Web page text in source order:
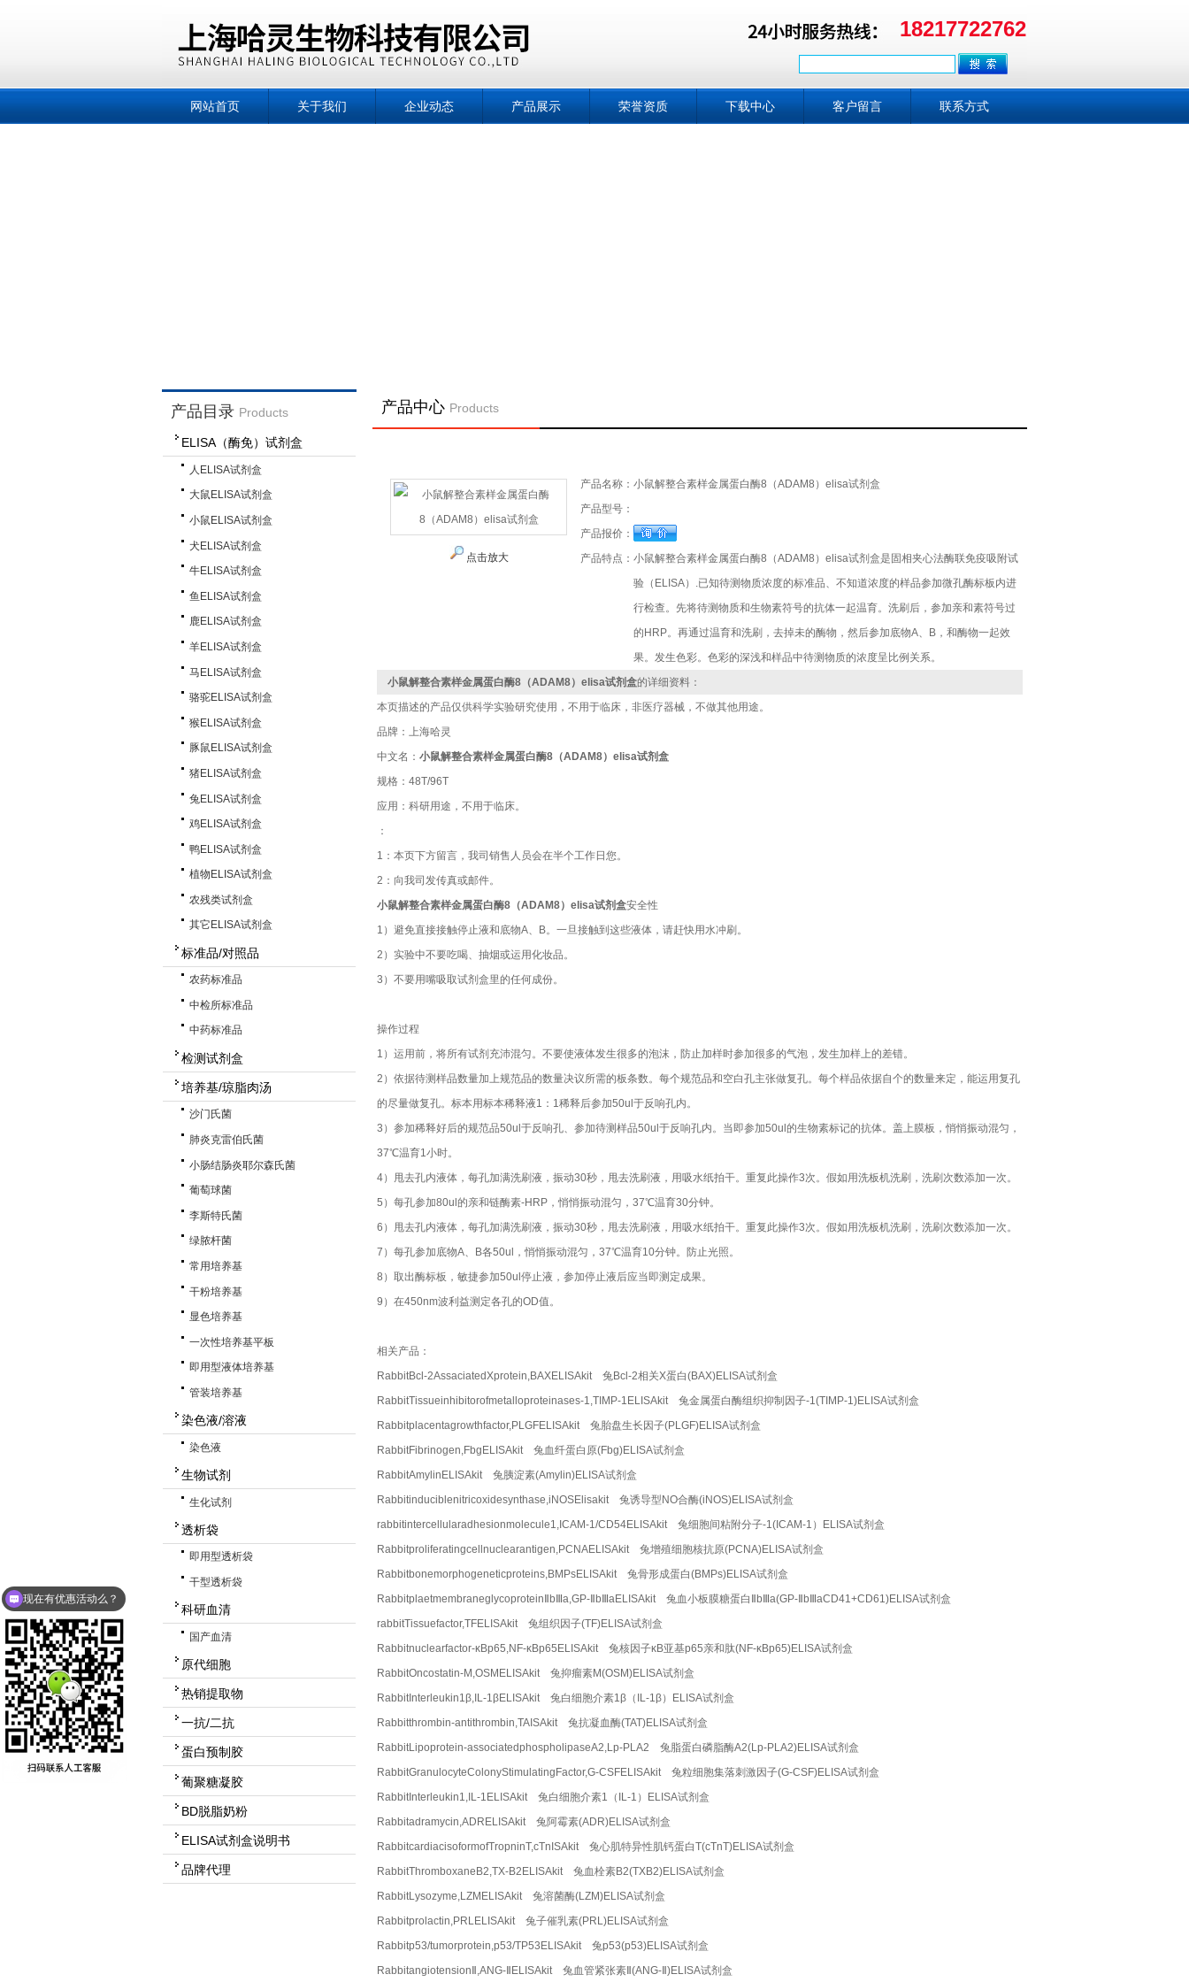
18217722762
网站首页 关于我们 企业动态 产品展示 荣誉资质 下载中心 客户留言 联系方式
产品目录 Products
ELISA（酶免）试剂盒
人ELISA试剂盒
大鼠ELISA试剂盒
小鼠ELISA试剂盒
犬ELISA试剂盒
牛ELISA试剂盒
鱼ELISA试剂盒
鹿ELISA试剂盒
羊ELISA试剂盒
马ELISA试剂盒
骆驼ELISA试剂盒
猴ELISA试剂盒
豚鼠ELISA试剂盒
猪ELISA试剂盒
兔ELISA试剂盒
鸡ELISA试剂盒
鸭ELISA试剂盒
植物ELISA试剂盒
农残类试剂盒
其它ELISA试剂盒
标准品/对照品
农药标准品
中检所标准品
中药标准品
检测试剂盒
培养基/琼脂肉汤
沙门氏菌
肺炎克雷伯氏菌
小肠结肠炎耶尔森氏菌
葡萄球菌
李斯特氏菌
绿脓杆菌
常用培养基
干粉培养基
显色培养基
一次性培养基平板
即用型液体培养基
管装培养基
染色液/溶液
染色液
生物试剂
生化试剂
透析袋
即用型透析袋
干型透析袋
科研血清
国产血清
原代细胞
热销提取物
一抗/二抗
蛋白预制胶
葡聚糖凝胶
BD脱脂奶粉
ELISA试剂盒说明书
品牌代理
产品中心 Products
点击放大
产品名称： 小鼠解整合素样金属蛋白酶8（ADAM8）elisa试剂盒
产品型号：
产品报价：
产品特点： 小鼠解整合素样金属蛋白酶8（ADAM8）elisa试剂盒是固相夹心法酶联免疫吸附试
验（ELISA）.已知待测物质浓度的标准品、不知道浓度的样品参加微孔酶标板内进
行检查。先将待测物质和生物素符号的抗体一起温育。洗刷后，参加亲和素符号过
的HRP。再通过温育和洗刷，去掉未的酶物，然后参加底物A、B，和酶物一起效
果。发生色彩。色彩的深浅和样品中待测物质的浓度呈比例关系。
小鼠解整合素样金属蛋白酶8（ADAM8）elisa试剂盒的详细资料：
本页描述的产品仅供科学实验研究使用，不用于临床，非医疗器械，不做其他用途。
品牌：上海哈灵
中文名： 小鼠解整合素样金属蛋白酶8（ADAM8）elisa试剂盒
规格：48T/96T
应用：科研用途，不用于临床。
：
1：本页下方留言，我司销售人员会在半个工作日您。
2：向我司发传真或邮件。
小鼠解整合素样金属蛋白酶8（ADAM8）elisa试剂盒安全性
1）避免直接接触停止液和底物A、B。一旦接触到这些液体，请赶快用水冲刷。
2）实验中不要吃喝、抽烟或运用化妆品。
3）不要用嘴吸取试剂盒里的任何成份。
操作过程
1）运用前，将所有试剂充沛混匀。不要使液体发生很多的泡沫，防止加样时参加很多的气泡，发生加样上的差错。
2）依据待测样品数量加上规范品的数量决议所需的板条数。每个规范品和空白孔主张做复孔。每个样品依据自个的数量来定，能运用复孔
的尽量做复孔。标本用标本稀释液1：1稀释后参加50ul于反响孔内。
3）参加稀释好后的规范品50ul于反响孔、参加待测样品50ul于反响孔内。当即参加50ul的生物素标记的抗体。盖上膜板，悄悄振动混匀，
37℃温育1小时。
4）甩去孔内液体，每孔加满洗刷液，振动30秒，甩去洗刷液，用吸水纸拍干。重复此操作3次。假如用洗板机洗刷，洗刷次数添加一次。
5）每孔参加80ul的亲和链酶素-HRP，悄悄振动混匀，37℃温育30分钟。
6）甩去孔内液体，每孔加满洗刷液，振动30秒，甩去洗刷液，用吸水纸拍干。重复此操作3次。假如用洗板机洗刷，洗刷次数添加一次。
7）每孔参加底物A、B各50ul，悄悄振动混匀，37℃温育10分钟。防止光照。
8）取出酶标板，敏捷参加50ul停止液，参加停止液后应当即测定成果。
9）在450nm波利益测定各孔的OD值。
相关产品：
RabbitBcl-2AssaciatedXprotein,BAXELISAkit 兔Bcl-2相关X蛋白(BAX)ELISA试剂盒
RabbitTissueinhibitorofmetalloproteinases-1,TIMP-1ELISAkit 兔金属蛋白酶组织抑制因子-1(TIMP-1)ELISA试剂盒
Rabbitplacentagrowthfactor,PLGFELISAkit 兔胎盘生长因子(PLGF)ELISA试剂盒
RabbitFibrinogen,FbgELISAkit 兔血纤蛋白原(Fbg)ELISA试剂盒
RabbitAmylinELISAkit 兔胰淀素(Amylin)ELISA试剂盒
Rabbitinduciblenitricoxidesynthase,iNOSElisakit 兔诱导型NO合酶(iNOS)ELISA试剂盒
rabbitintercellularadhesionmolecule1,ICAM-1/CD54ELISAkit 兔细胞间粘附分子-1(ICAM-1）ELISA试剂盒
Rabbitproliferatingcellnuclearantigen,PCNAELISAkit 兔增殖细胞核抗原(PCNA)ELISA试剂盒
Rabbitbonemorphogeneticproteins,BMPsELISAkit 兔骨形成蛋白(BMPs)ELISA试剂盒
RabbitplaetmembraneglycoproteinⅡbⅢa,GP-ⅡbⅢaELISAkit 兔血小板膜糖蛋白ⅡbⅢa(GP-ⅡbⅢaCD41+CD61)ELISA试剂盒
rabbitTissuefactor,TFELISAkit 兔组织因子(TF)ELISA试剂盒
Rabbitnuclearfactor-κBp65,NF-κBp65ELISAkit 兔核因子κB亚基p65亲和肽(NF-κBp65)ELISA试剂盒
RabbitOncostatin-M,OSMELISAkit 兔抑瘤素M(OSM)ELISA试剂盒
RabbitInterleukin1β,IL-1βELISAkit 兔白细胞介素1β（IL-1β）ELISA试剂盒
Rabbitthrombin-antithrombin,TAISAkit 兔抗凝血酶(TAT)ELISA试剂盒
RabbitLipoprotein-associatedphospholipaseA2,Lp-PLA2 兔脂蛋白磷脂酶A2(Lp-PLA2)ELISA试剂盒
RabbitGranulocyteColonyStimulatingFactor,G-CSFELISAkit 兔粒细胞集落刺激因子(G-CSF)ELISA试剂盒
RabbitInterleukin1,IL-1ELISAkit 兔白细胞介素1（IL-1）ELISA试剂盒
Rabbitadramycin,ADRELISAkit 兔阿霉素(ADR)ELISA试剂盒
RabbitcardiacisoformofTropninT,cTnISAkit 兔心肌特异性肌钙蛋白T(cTnT)ELISA试剂盒
RabbitThromboxaneB2,TX-B2ELISAkit 兔血栓素B2(TXB2)ELISA试剂盒
RabbitLysozyme,LZMELISAkit 兔溶菌酶(LZM)ELISA试剂盒
Rabbitprolactin,PRLELISAkit 兔子催乳素(PRL)ELISA试剂盒
Rabbitp53/tumorprotein,p53/TP53ELISAkit 兔p53(p53)ELISA试剂盒
RabbitangiotensionⅡ,ANG-ⅡELISAkit 兔血管紧张素Ⅱ(ANG-Ⅱ)ELISA试剂盒
可以介绍下你们的产品么？